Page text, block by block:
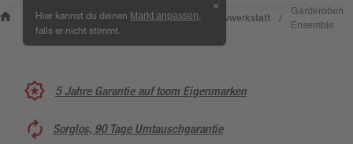
Hier kannst du deinen Markt anpassen
falls er nicht stimmt.
✕
Wissen &
Service
/
Selbermachen &
Ratgeber
/ Kreativwerkstatt /
Garderoben
Ensemble
5 Jahre Garantie auf toom Eigenmarken
Sorglos, 90 Tage Umtauschgarantie